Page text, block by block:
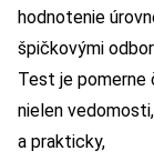
hodnotenie
špičkovými
Test je pomerne
nielen
a prakticky,